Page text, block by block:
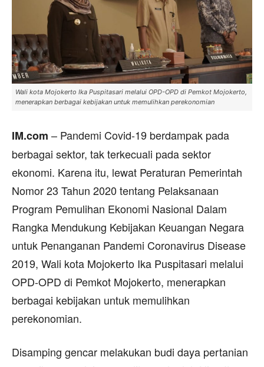
Wali kota Mojokerto Ika Puspitasari melalui OPD-OPD di Pemkot Mojokerto,
menerapkan berbagai kebijakan untuk memulihkan perekonomian
IM.com – Pandemi Covid-19 berdampak pada
berbagai sektor, tak terkecuali pada sektor
ekonomi. Karena itu, lewat Peraturan Pemerintah
Nomor 23 Tahun 2020 tentang Pelaksanaan
Program Pemulihan Ekonomi Nasional Dalam
Rangka Mendukung Kebijakan Keuangan Negara
untuk Penanganan Pandemi Coronavirus Disease
2019, Wali kota Mojokerto Ika Puspitasari melalui
OPD-OPD di Pemkot Mojokerto, menerapkan
berbagai kebijakan untuk memulihkan
perekonomian.
Disamping gencar melakukan budi daya pertanian